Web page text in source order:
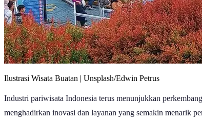
Ilustrasi Wisata Buatan | Unsplash/Edwin Petrus
Industri pariwisata Indonesia terus menunjukkan
menghadirkan inovasi dan layanan yang semakin menarik